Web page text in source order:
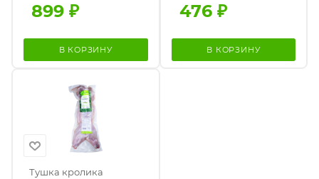
899 ₽
В КОРЗИНУ
476₽
В КОРЗИНУ
Тушка кролика